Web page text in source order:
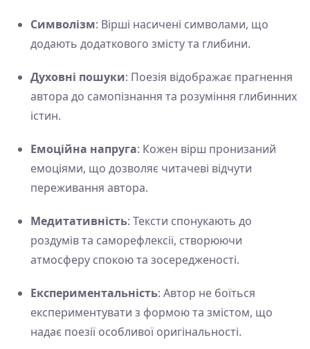
Символізм: Вірші насичені символами, що
додають додаткового змісту та глибини.
Духовні пошуки: Поезія відображає прагнення
автора до самопізнання та розуміння глибинних
істин.
Емоційна напруга: Кожен вірш пронизаний
емоціями, що дозволяє читачеві відчути
переживання автора.
Медитативність: Тексти спонукають до
роздумів та саморефлексії, створюючи
атмосферу спокою та зосередженості.
Експериментальність: Автор не боїться
експериментувати з формою та змістом, що
надає поезії особливої оригінальності.